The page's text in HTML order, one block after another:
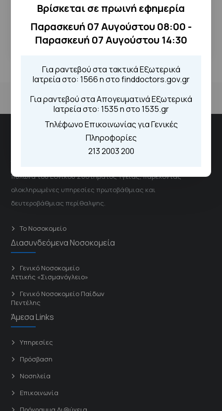
Βρίσκεται σε πρωινή εφημερία
Παρασκευή 07 Αυγούστου 08:00 -
Παρασκευή 07 Αυγούστου 14:30
Για ραντεβού στα τακτικά Εξωτερικά
Ιατρεία στο: 1566 η στο finddoctors.gov.gr
Για ραντεβού στα Απογευματινά Εξωτερικά
Ιατρεία στο: 1535 η στο 1535.gr
Τηλέφωνο Επικοινωνίας για Γενικές
Πληροφορίες
213 2003 200
← Επιστροφή
Νοσοκομειακή Μονάδα "Αμαλία Φλέμιγκ"
πυλώνα του Εθνικού Συστήματος Υγείας, παρέχοντας
ολοκληρωμένες υπηρεσίες πρωτοβάθμιας και
δευτεροβάθμιας περίθαλψης.
Το Νοσοκομείο
Διασυνδεόμενα Νοσοκομεία
Γενικό Νοσοκομείο
Αττικής «Σισμανόγλειο»
Γενικό Νοσοκομείο Παίδων
Πεντέλης
Άμεσα Links
Υπηρεσίες
Πρόσβαση
Νοσηλεία
Επικοινωνία